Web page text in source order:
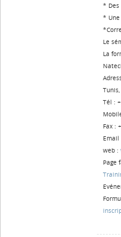
* Des
* Une
Le
La
Tél :
Fax :
Email
web :
Page